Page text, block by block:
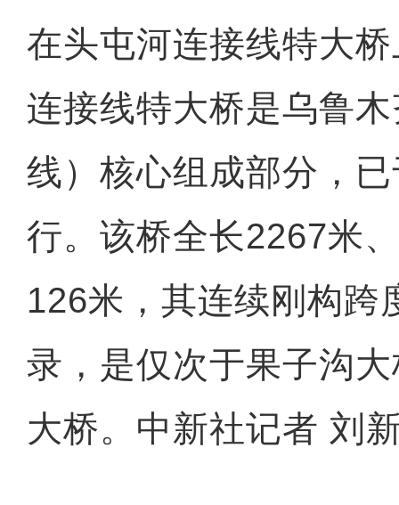
在头屯河连接线特大
连接线特大桥是乌鲁
线）核心组成部分，
行。该桥全长2267米
126米，其连续刚构跨
录，是仅次于果子沟
大桥。中新社记者 刘